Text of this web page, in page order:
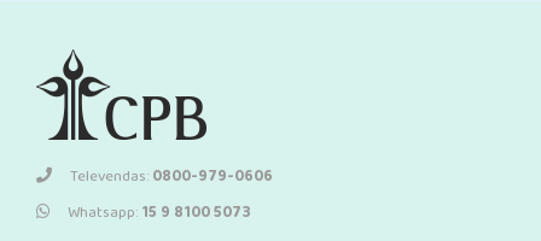
Televendas:0800-979-0606
Whatsapp:15 9 8100 5073